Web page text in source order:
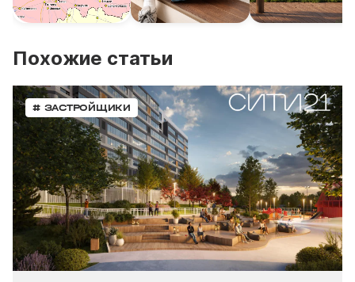
Похожие статьи
# ЗАСТРОЙЩИКИ